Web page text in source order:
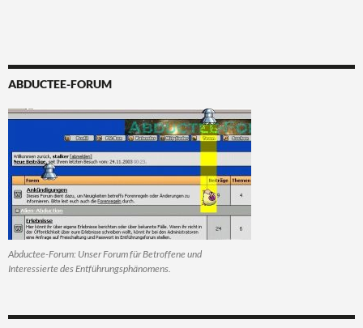
ABDUCTEE-FORUM
Abductee-Forum: Unser Forum für Betroffene und
Interessierte des Entführungsphänomens.